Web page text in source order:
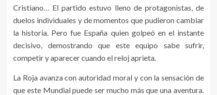
Cristiano… El partido estuvo lleno de protagonistas, de
duelos individuales y de momentos que pudieron cambiar
la historia. Pero fue España quien golpeó en el instante
decisivo, demostrando que este equipo sabe sufrir,
competir y aparecer cuando el reloj aprieta.
La Roja avanza con autoridad moral y con la sensación de
que este Mundial puede ser mucho más que una aventura.